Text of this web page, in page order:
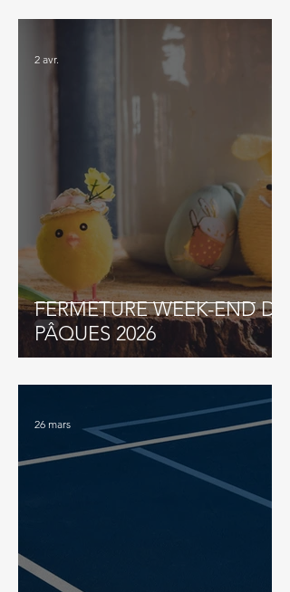
FERMETURE WEEK-END DE
PÂQUES 2026
2 avr.
26 mars